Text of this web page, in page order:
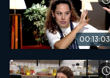
00:13:03